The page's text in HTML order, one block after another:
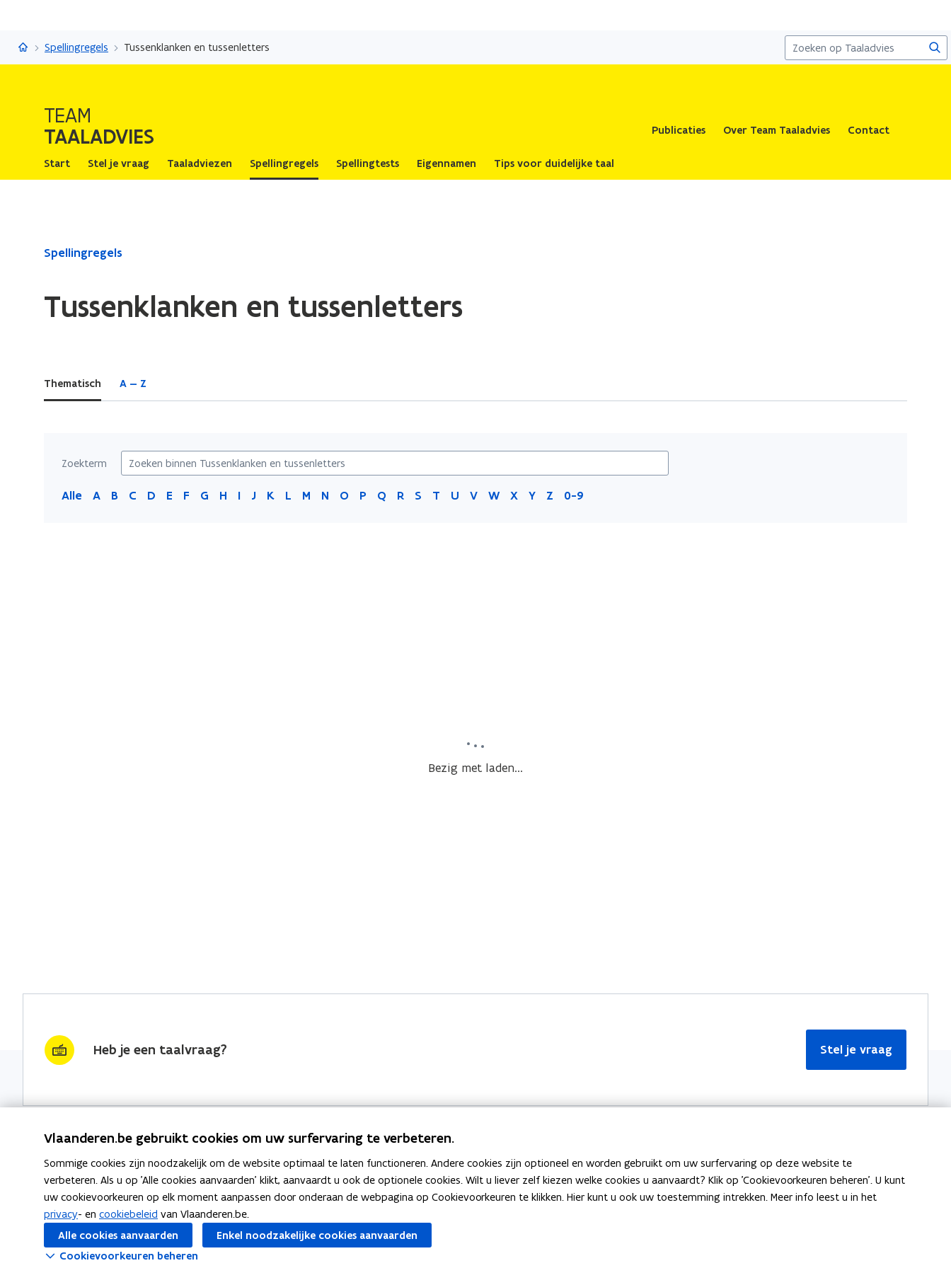
naar
TaaladviesSpellingregels Tussenklanken en tussenletters
TEAM
TAALADVIES Publicaties Over Team Taaladvies Contact
Start Stel je vraag Taaladviezen Spellingregels Spellingtests Eigennamen Tips voor duidelijke taal
Gedaan
Tussenklanken
Spellingregels
Tussenklanken en tussenletters
Thematisch A — Z
Zoekterm
Alle A B C D E F G H I J K L M N O P Q R S T U V W X Y Z 0-9
Bezig met laden...
Heb je een taalvraag? Stel je vraag
Nieuwsbrief krijgen?
vraag & woord van de week
wekelijks in je mailbox
Schrijf je in
Thema's
Spellingregels
Bekijk ook Meer informatie
Over Team Taaladvies
Vlaanderen.be gebruikt cookies om uw surfervaring te verbeteren.
Sommige cookies zijn noodzakelijk om de website optimaal te laten functioneren. Andere cookies zijn optioneel en worden gebruikt om uw surfervaring op deze website te
verbeteren. Als u op 'Alle cookies aanvaarden' klikt, aanvaardt u ook de optionele cookies. Wilt u liever zelf kiezen welke cookies u aanvaardt? Klik op 'Cookievoorkeuren beheren'. U kunt
uw cookievoorkeuren op elk moment aanpassen door onderaan de webpagina op Cookievoorkeuren te klikken. Hier kunt u ook uw toestemming intrekken. Meer info leest u in het
privacy- en cookiebeleid van Vlaanderen.be.
Alle cookies aanvaarden
Enkel noodzakelijke cookies aanvaarden
Cookievoorkeuren beheren